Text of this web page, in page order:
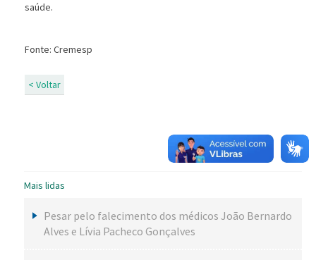
saúde.
Fonte: Cremesp
< Voltar
Mais lidas
Pesar pelo falecimento dos médicos João Bernardo
Alves e Lívia Pacheco Gonçalves